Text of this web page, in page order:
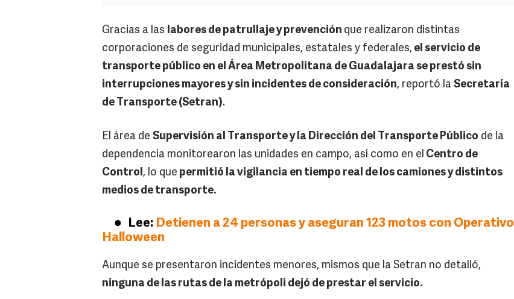
Gracias a las labores de patrullaje y prevención que realizaron distintas
corporaciones de seguridad municipales, estatales y federales, el servicio de
transporte público en el Área Metropolitana de Guadalajara se prestó sin
interrupciones mayores y sin incidentes de consideración, reportó la Secretaría
de Transporte (Setran).
El área de Supervisión al Transporte y la Dirección del Transporte Público de la
dependencia monitorearon las unidades en campo, así como en el Centro de
Control, lo que permitió la vigilancia en tiempo real de los camiones y distintos
medios de transporte.
Lee: Detienen a 24 personas y aseguran 123 motos con Operativo
Halloween
Aunque se presentaron incidentes menores, mismos que la Setran no detalló,
ninguna de las rutas de la metrópoli dejó de prestar el servicio.